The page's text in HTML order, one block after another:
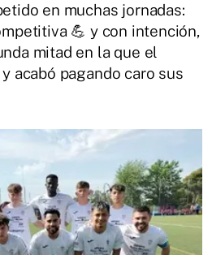
en muchas jornadas:
💪 y con intención,
mitad en la que el
acabó pagando caro sus